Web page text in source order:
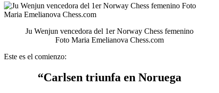
Ju Wenjun vencedora del 1er Norway Chess femenino
Foto Maria Emelianova Chess.com
Este es el comienzo:
“Carlsen triunfa en Noruega